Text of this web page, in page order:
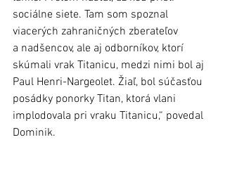
sociálne siete. Tam som spoznal
viacerých zahraničných zberateľov
a nadšencov, ale aj odborníkov, ktorí
skúmali vrak Titanicu, medzi nimi bol aj
Paul Henri-Nargeolet. Žiaľ, bol súčasťou
posádky ponorky Titan, ktorá vlani
implodovala pri vraku Titanicu,“ povedal
Dominik.